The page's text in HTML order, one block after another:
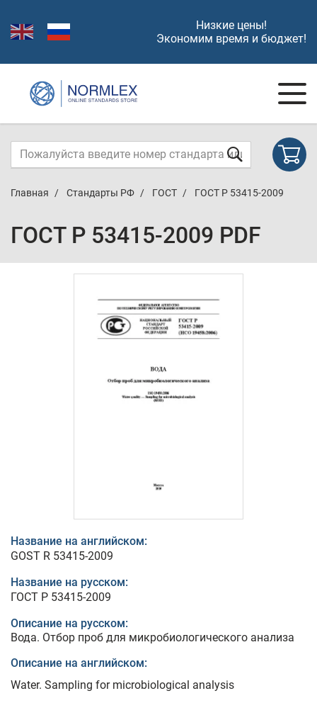
Низкие цены!
Экономим время и бюджет!
Главная Стандарты РФ ГОСТ ГОСТ Р 53415-2009
ГОСТ Р 53415-2009 PDF
Название на английском:
GOST R 53415-2009
Название на русском:
ГОСТ Р 53415-2009
Описание на русском:
Вода. Отбор проб для микробиологического анализа
Описание на английском:
Water. Sampling for microbiological analysis